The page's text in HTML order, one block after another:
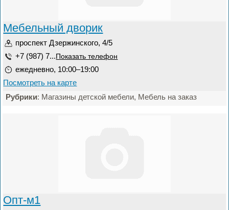
Мебельный дворик
проспект Дзержинского, 4/5
+7 (987) 7... Показать телефон
ежедневно, 10:00–19:00
Посмотреть на карте
Рубрики: Магазины детской мебели, Мебель на заказ
Опт-м1